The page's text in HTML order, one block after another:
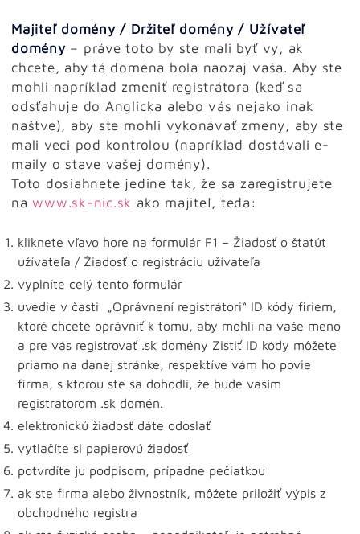
Majiteľ domény / Držiteľ domény / Užívateľ
domény– práve toto by ste mali byť vy, ak
chcete, aby tá doména bola naozaj vaša. Aby ste
mohli napríklad zmeniť registrátora (keď sa
odsťahuje do Anglicka alebo vás nejako inak
naštve), aby ste mohli vykonávať zmeny, aby ste
mali veci pod kontrolou (napríklad dostávali e-
maily o stave vašej domény).
Toto dosiahnete jedine tak, že sa zaregistrujete
nawww.sk-nic.sk ako majiteľ, teda:
kliknete vľavo hore na formulár F1 – Žiadosť o štatút
užívateľa / Žiadosť o registráciu užívateľa
vyplníte celý tento formulár
uvedie v časti „Oprávnení registrátori“ ID kódy firiem,
ktoré chcete oprávniť k tomu, aby mohli na vaše meno
a pre vás registrovať .sk domény Zistiť ID kódy môžete
priamo na danej stránke, respektíve vám ho povie
firma, s ktorou ste sa dohodli, že bude vaším
registrátorom .sk domén.
elektronickú žiadosť dáte odoslať
vytlačíte si papierovú žiadosť
potvrdíte ju podpisom, prípadne pečiatkou
ak ste firma alebo živnostník, môžete priložiť výpis z
obchodného registra